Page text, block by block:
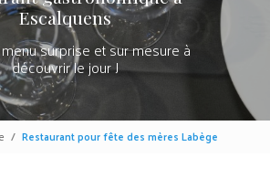
Escalquens
surprise et sur mesure à
découvrir le jour J
Restaurant pour fête des mères Labège